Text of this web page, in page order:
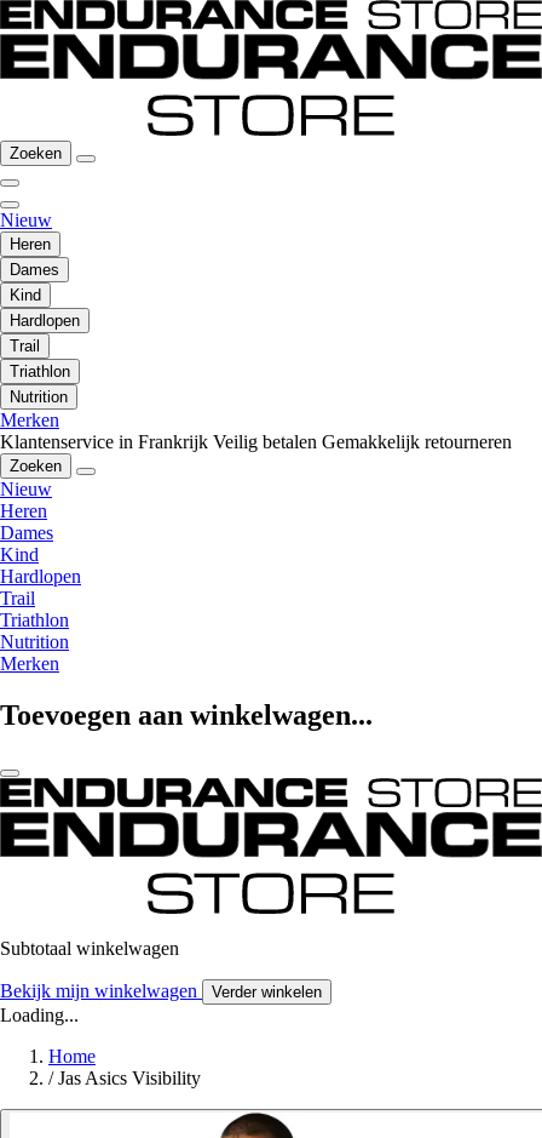
Zoeken
Nieuw
Heren
Dames
Kind
Hardlopen
Trail
Triathlon
Nutrition
Merken
Klantenservice in Frankrijk Veilig betalen Gemakkelijk retourneren
Zoeken
Nieuw
Heren
Dames
Kind
Hardlopen
Trail
Triathlon
Nutrition
Merken
Toevoegen aan winkelwagen...
Subtotaal winkelwagen
Bekijk mijn winkelwagen Verder winkelen
Loading...
Home
/ Jas Asics Visibility